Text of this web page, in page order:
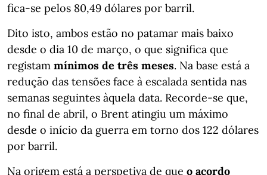
fica-se pelos 80,49 dólares por barril.
Dito isto, ambos estão no patamar mais baixo
desde o dia 10 de março, o que significa que
registam mínimos de três meses. Na base está a
redução das tensões face à escalada sentida nas
semanas seguintes àquela data. Recorde-se que,
no final de abril, o Brent atingiu um máximo
desde o início da guerra em torno dos 122 dólares
por barril.
Na origem está a perspetiva de que o acordo